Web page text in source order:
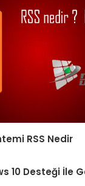
RSS Nedir
10 Desteği İle